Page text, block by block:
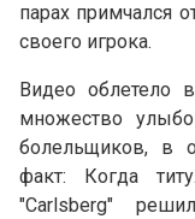
парах примчался
своего игрока.
Видео облетело
множество
болельщиков, в
факт: Когда
"Carlsberg"